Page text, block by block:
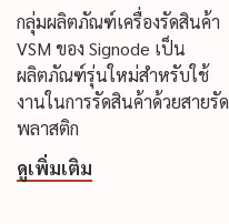
กลุ่มผลิตภัณฑ์เครื่องรัดสินค้า
VSM ของ Signode เป็น
ผลิตภัณฑ์รุ่นใหม่สำหรับใช้
งานในการรัดสินค้าด้วยสายรัด
พลาสติก
ดูเพิ่มเติม